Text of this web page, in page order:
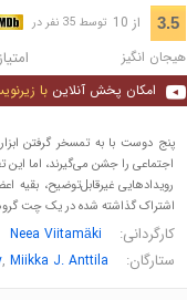
3.5 از 10 توسط 35 نفر در
هیجان انگیز
امکان پخش آنلاین با
پنج دوست با به تمسخر گرفتن
اجتماعی را جشن می‌گیرند، اما
رویدادهایی غیرقابل‌توضیح، بقیه
اشتراک گذاشته شده در یک چت
کارگردانی: Neea Viitamäki
ستارگان: , Miikka J. Anttila